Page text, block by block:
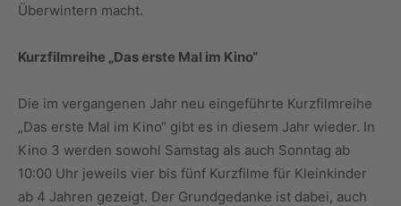
Überwintern macht.
Kurzfilmreihe „Das erste Mal im Kino“
Die im vergangenen Jahr neu eingeführte Kurzfilmreihe
„Das erste Mal im Kino“ gibt es in diesem Jahr wieder. In
Kino 3 werden sowohl Samstag als auch Sonntag ab
10:00 Uhr jeweils vier bis fünf Kurzfilme für Kleinkinder
ab 4 Jahren gezeigt. Der Grundgedanke ist dabei, auch